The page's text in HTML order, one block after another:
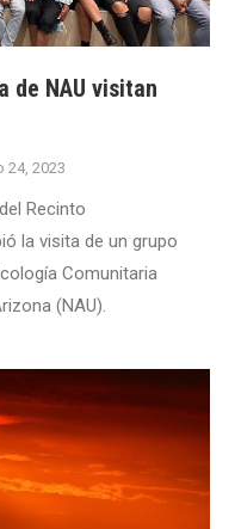
de NAU visitan
24, 2023
Recinto
la visita de un grupo
Comunitaria
(NAU).